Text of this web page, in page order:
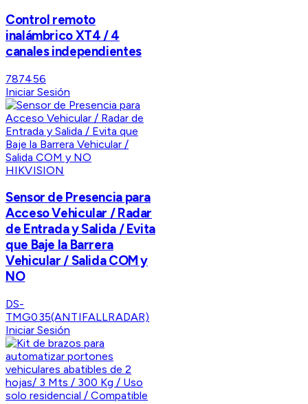
Control remoto
inalámbrico XT4 / 4
canales independientes
787456
Iniciar Sesión
HIKVISION
Sensor de Presencia para
Acceso Vehicular / Radar
de Entrada y Salida / Evita
que Baje la Barrera
Vehicular / Salida COM y
NO
DS-
TMG035(ANTIFALLRADAR)
Iniciar Sesión